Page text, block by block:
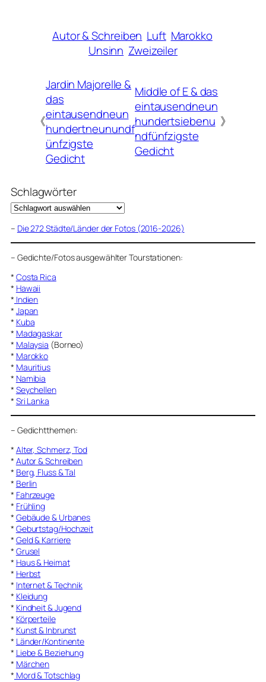
Autor & Schreiben Luft Marokko
Unsinn Zweizeiler
《
Jardin Majorelle &
das
eintausendneun
hundertneunundf
ünfzigste
Gedicht
Middle of E & das
eintausendneun
hundertsiebenu
ndfünfzigste
Gedicht
》
Schlagwörter
– Die 272 Städte/Länder der Fotos (2016-2026)
– Gedichte/Fotos ausgewählter Tourstationen:
* Costa Rica
* Hawaii
* Indien
* Japan
* Kuba
* Madagaskar
* Malaysia (Borneo)
* Marokko
* Mauritius
* Namibia
* Seychellen
* Sri Lanka
– Gedichtthemen:
* Alter, Schmerz, Tod
* Autor & Schreiben
* Berg, Fluss & Tal
* Berlin
* Fahrzeuge
* Frühling
* Gebäude & Urbanes
* Geburtstag/Hochzeit
* Geld & Karriere
* Grusel
* Haus & Heimat
* Herbst
* Internet & Technik
* Kleidung
* Kindheit & Jugend
* Körperteile
* Kunst & Inbrunst
* Länder/Kontinente
* Liebe & Beziehung
* Märchen
* Mord & Totschlag